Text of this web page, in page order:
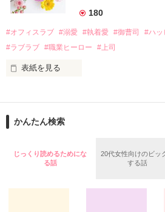
夏木美桜(なつきみお)
鳴海哲平 (なるみてっぺい)
2026.6.5～2026.7.25
＊以前、公開していた話の改稿版です＊
なぜか恭司から飼い猫の世話係を命
の関係となってしまい――？
180
#オフィスラブ #溺愛 #執着愛 #御曹司 #ハッ
#ラブラブ #職業ヒーロー #上司
表紙を見る
ションの企画戦略室で働いている。
めた、同期で恋人の石垣守（26）がい
いた。
守と由羅から『便利屋雛子』と馬鹿に
かんたん検索
じっくり読めるためにな
る話
20代女性向けのビッ
する話